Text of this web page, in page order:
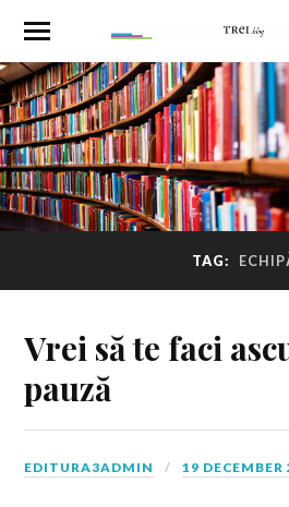
TAG:
Vrei să te faci
pauză
EDITURA3ADMIN 19 DECEMBER